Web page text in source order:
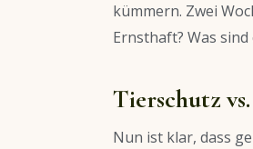
kümmern. Zwei
Ernsthaft? Was
Tierschutz
Nun ist klar, dass